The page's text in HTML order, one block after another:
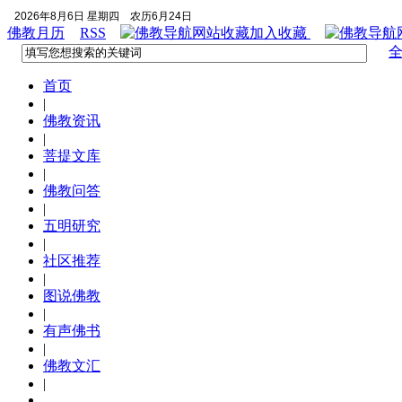
2026年8月6日 星期四 农历6月24日
佛教月历 RSS 加入收藏
首页
|
佛教资讯
|
菩提文库
|
佛教问答
|
五明研究
|
社区推荐
|
图说佛教
|
有声佛书
|
佛教文汇
|